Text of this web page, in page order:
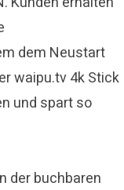
dem Neustart
waipu.tv 4k Stick
und spart so
der buchbaren